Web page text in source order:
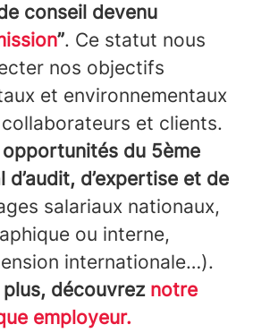
conseil devenu
”. Ce statut nous
nos objectifs
et environnementaux
et clients.
du 5ème
d’audit, d’expertise et de
salariaux nationaux,
ou interne,
internationale…).
plus, découvrez notre
employeur.